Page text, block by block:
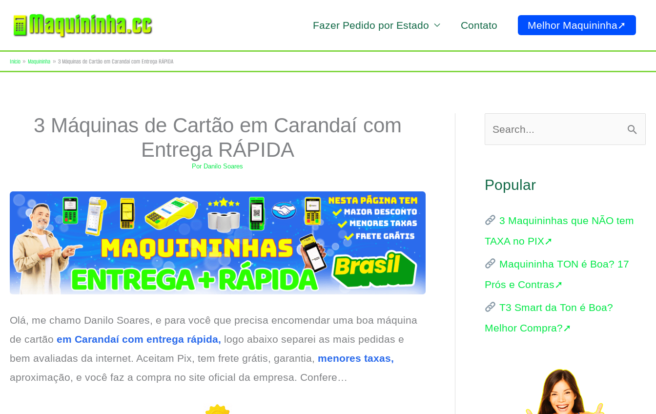
para
conteúdo
Fazer Pedido por Estado Contato Melhor Maquininha➚
Início Maquininha 3 Máquinas de Cartão em Carandaí com Entrega RÁPIDA
3 Máquinas de Cartão em Carandaí com
Entrega RÁPIDA
Por Danilo Soares
Olá, me chamo Danilo Soares, e para você que precisa encomendar uma boa máquina
de cartão em Carandaí com entrega rápida, logo abaixo separei as mais pedidas e
bem avaliadas da internet. Aceitam Pix, tem frete grátis, garantia, menores taxas,
aproximação, e você faz a compra no site oficial da empresa. Confere…
e
q
i
s
a
r
p
o
Popular
3 Maquininhas que NÃO tem
TAXA no PIX➚
Maquininha TON é Boa? 17
Prós e Contras➚
T3 Smart da Ton é Boa?
Melhor Compra?➚